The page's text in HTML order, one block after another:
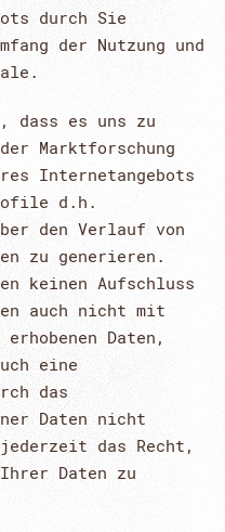
durch Sie
der Nutzung und
dass es uns zu
der Marktforschung
Internetangebots
d.h.
den Verlauf von
zu generieren.
keinen Aufschluss
auch nicht mit
Daten,
eine
das
Daten nicht
das Recht,
Daten zu